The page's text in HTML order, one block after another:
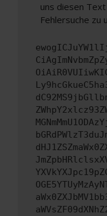
uns diesen
Fehlersuche zu